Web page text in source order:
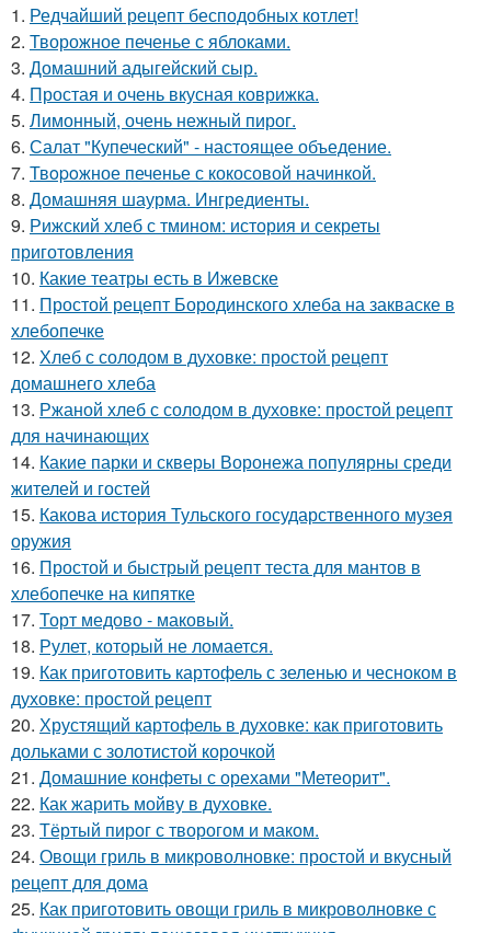
1. Редчайший рецепт бесподобных котлет!
2. Творожное печенье с яблоками.
3. Домашний адыгейский сыр.
4. Простая и очень вкусная коврижка.
5. Лимонный, очень нежный пирог.
6. Салат "Купеческий" - настоящее объедение.
7. Твopoжное печенье с кокосовой начинкой.
8. Домашняя шаурма. Ингредиенты.
9. Рижский хлеб с тмином: история и секреты
приготовления
10. Какие театры есть в Ижевске
11. Простой рецепт Бородинского хлеба на закваске в
хлебопечке
12. Хлеб с солодом в духовке: простой рецепт
домашнего хлеба
13. Ржаной хлеб с солодом в духовке: простой рецепт
для начинающих
14. Какие парки и скверы Воронежа популярны среди
жителей и гостей
15. Какова история Тульского государственного музея
оружия
16. Простой и быстрый рецепт теста для мантов в
хлебопечке на кипятке
17. Торт медово - маковый.
18. Рулет, который не ломается.
19. Как приготовить картофель с зеленью и чесноком в
духовке: простой рецепт
20. Хрустящий картофель в духовке: как приготовить
дольками с золотистой корочкой
21. Домашние конфеты с орехами "Метеорит".
22. Как жарить мойву в духовке.
23. Тёртый пирог с творогом и маком.
24. Овощи гриль в микроволновке: простой и вкусный
рецепт для дома
25. Как приготовить овощи гриль в микроволновке с